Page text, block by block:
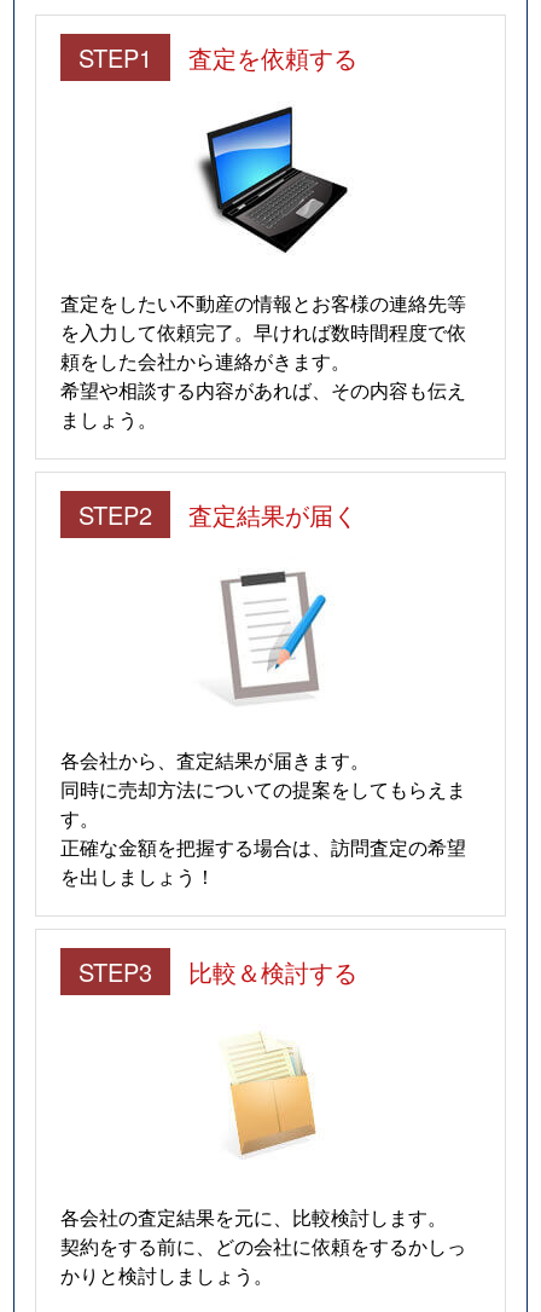
STEP1 査定を依頼する
査定をしたい不動産の情報とお客様の連絡先等
を入力して依頼完了。早ければ数時間程度で依
頼をした会社から連絡がきます。
希望や相談する内容があれば、その内容も伝え
ましょう。
STEP2 査定結果が届く
各会社から、査定結果が届きます。
同時に売却方法についての提案をしてもらえま
す。
正確な金額を把握する場合は、訪問査定の希望
を出しましょう！
STEP3 比較＆検討する
各会社の査定結果を元に、比較検討します。
契約をする前に、どの会社に依頼をするかしっ
かりと検討しましょう。